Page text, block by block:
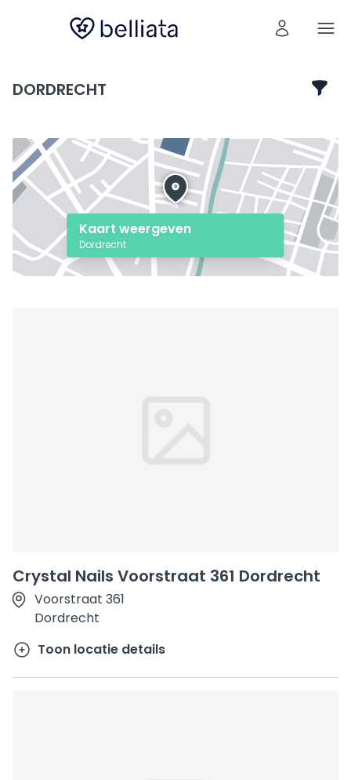
DORDRECHT
Crystal Nails Voorstraat 361 Dordrecht
Voorstraat 361
Dordrecht
Toon locatie details
Kaart weergeven
Dordrecht